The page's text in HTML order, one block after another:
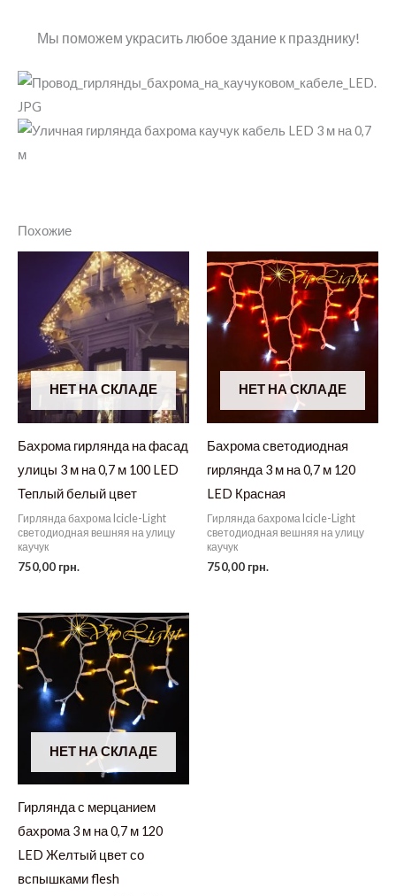
Мы поможем украсить любое здание к празднику!
Похожие
НЕТ НА СКЛАДЕ
Бахрома гирлянда на фасад
улицы 3 м на 0,7 м 100 LED
Теплый белый цвет
Гирлянда бахрома Icicle-Light
светодиодная вешняя на улицу
каучук
750,00 грн.
НЕТ НА СКЛАДЕ
Бахрома светодиодная
гирлянда 3 м на 0,7 м 120
LED Красная
Гирлянда бахрома Icicle-Light
светодиодная вешняя на улицу
каучук
750,00 грн.
НЕТ НА СКЛАДЕ
Гирлянда с мерцанием
бахрома 3 м на 0,7 м 120
LED Желтый цвет со
вспышками flesh